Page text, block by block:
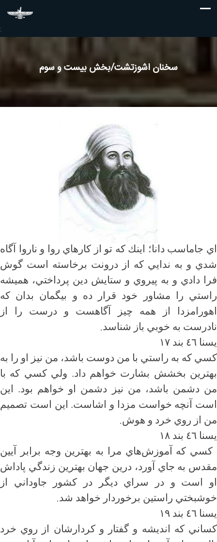
;
سخنان اشوزتشت/بخش بیست و سوم
اي جاماسب دانا؛ اينك كه تو از كارهاي روا و ناروا آگاه
شدي و به ندايي كه از درونت برخاسته است گوش
فرا دادي و به پيروي و ستايش دين پرداختي، هميشه
راستي را مشاور خود قرار ده و بيگمان بدان كه
اهورامزدا از همه چيز آگاهست و درست را از
نادرست به خوبي باز شناسد.
يسنا ٤٦ بند ١٧
كسي كه به راستي با من دوست باشد، من نيز او را به
بهترين بخشش بشارت خواهم داد. ولي كسي كه با
من دشمن باشد، من نيز دشمن او خواهم بود. اين
است آنچه خواست مزدا و اشاست. اين است تصميم
من از روي خرد و هوش.
يسنا ٤٦ بند ١٨
كسي كه آموزش‌هاي مرا به بهترين وجه برابر آيين
مقدس به جاي آورد، درين جهان بهترين زندگي پاداش
او است و در سراي ديگر در كشور جاوداني از
خوشبختي راستين برخوردار خواهد شد.
يسنا ٤٦ بند ١٩
كساني كه انديشه و گفتار و كردارشان از روي خرد